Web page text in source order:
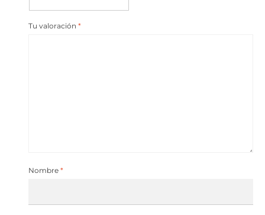
Tu valoración *
Nombre *